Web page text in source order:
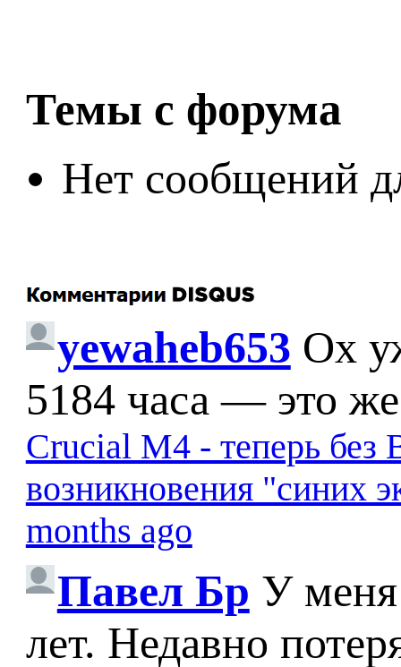
Темы с форума
Нет сообщений
yewaheb653 Ох
5184 часа — это
Crucial M4 - теперь без
возникновения "синих
months ago
Павел Бр У меня
лет. Недавно